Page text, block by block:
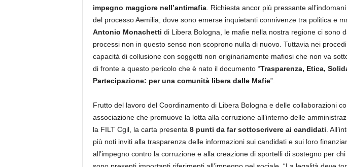
impegno maggiore nell’antimafia. Richiesta ancor più pressante
del processo Aemilia, dove sono emerse inquietanti connivenze tra politica e
Antonio Monachetti di Libera Bologna, le mafie nella nostra regione ci sono
processi non in questo senso non scoprono nulla di nuovo. Tuttavia nei
capacità di collusione con soggetti non originariamente mafiosi che non va
di fronte a questo pericolo che è nato il documento “Trasparenza, Etica,
Partecipazione: per una comunità libera dalle Mafie”.
Frutto del lavoro del Coordinamento di Libera Bologna e delle collaborazioni
associazione che promuove la lotta alla corruzione all’interno delle
la FILT Cgil, la carta presenta 8 punti da far sottoscrivere ai candidati .
più noti inviti alla trasparenza delle informazioni sui candidati e sui loro
all’impegno contro la corruzione e alla creazione di sportelli di sostegno per chi